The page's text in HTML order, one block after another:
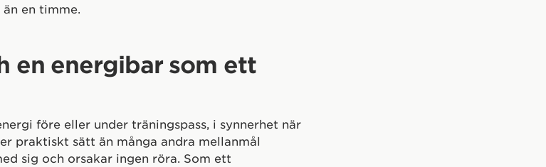
en timme.
en energibar som ett
före eller under träningspass, i synnerhet när
praktiskt sätt än många andra mellanmål
sig och orsakar ingen röra. Som ett